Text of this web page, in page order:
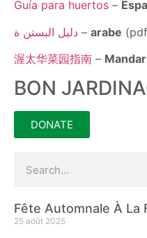
Guía para huertos –
دليل البستن ة – arabe
渥太华菜园指南 –
BON
DONATE
Fête Automnale À La
25 août 2025